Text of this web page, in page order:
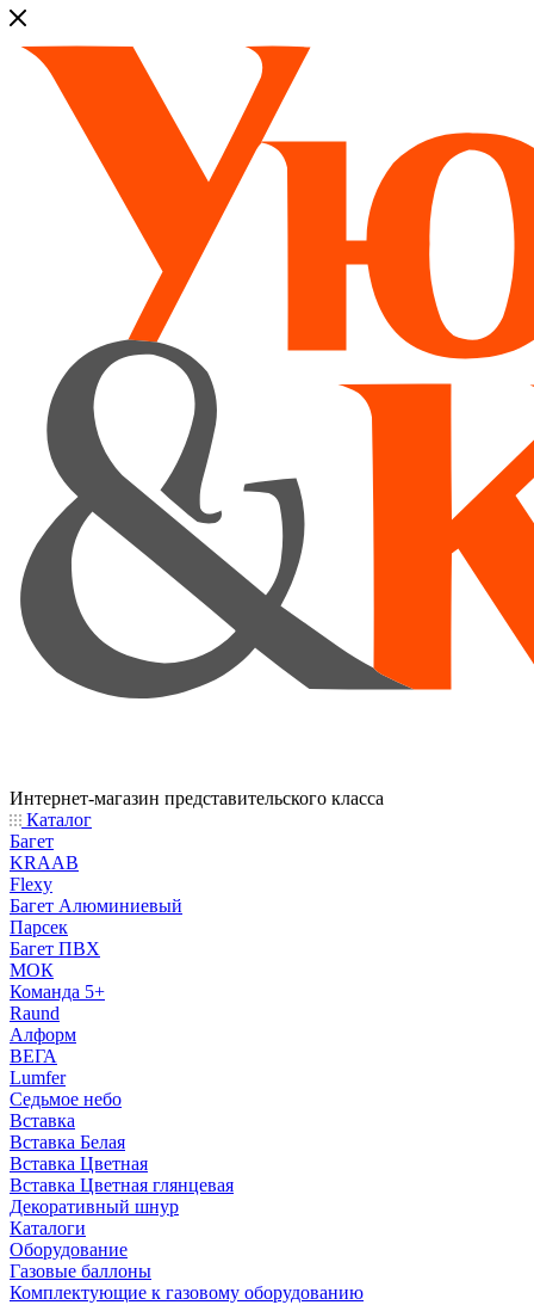
Интернет-магазин представительского класса
Каталог
Багет
KRAAB
Flexy
Багет Алюминиевый
Парсек
Багет ПВХ
МОК
Команда 5+
Raund
Алформ
ВЕГА
Lumfer
Седьмое небо
Вставка
Вставка Белая
Вставка Цветная
Вставка Цветная глянцевая
Декоративный шнур
Каталоги
Оборудование
Газовые баллоны
Комплектующие к газовому оборудованию